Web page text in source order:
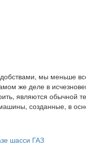
мы меньше
же деле в
являются обычной
созданные, в
шасси ГАЗ